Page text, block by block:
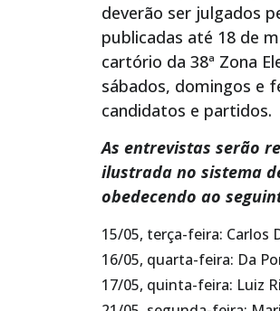
deverão ser julgados
publicadas até 18 de
cartório da 38ª Zona
sábados, domingos e
candidatos e partidos.
As entrevistas serão
ilustrada no sistema
obedecendo ao
15/05, terça-feira: Carlos
16/05, quarta-feira: Da
17/05, quinta-feira: Luiz